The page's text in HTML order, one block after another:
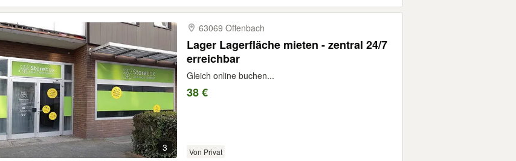
3
63069 Offenbach
Lager Lagerfläche mieten - zentral 24/7
erreichbar
Gleich online buchen...
38 €
Von Privat